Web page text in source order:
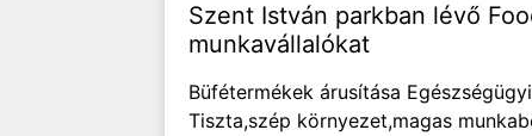
Szent István parkban lévő
munkavállalókat
Büfétermékek árusítása
Tiszta,szép környezet,magas